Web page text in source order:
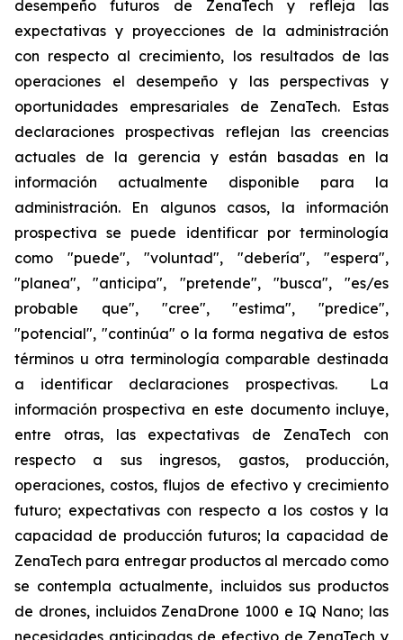
desempeño futuros de ZenaTech y refleja las
expectativas y proyecciones de la administración
con respecto al crecimiento, los resultados de las
operaciones el desempeño y las perspectivas y
oportunidades empresariales de ZenaTech. Estas
declaraciones prospectivas reflejan las creencias
actuales de la gerencia y están basadas en la
información actualmente disponible para la
administración. En algunos casos, la información
prospectiva se puede identificar por terminología
como "puede", "voluntad", "debería", "espera",
"planea", "anticipa", "pretende", "busca", "es/es
probable que", "cree", "estima", "predice",
"potencial", "continúa" o la forma negativa de estos
términos u otra terminología comparable destinada
a identificar declaraciones prospectivas. La
información prospectiva en este documento incluye,
entre otras, las expectativas de ZenaTech con
respecto a sus ingresos, gastos, producción,
operaciones, costos, flujos de efectivo y crecimiento
futuro; expectativas con respecto a los costos y la
capacidad de producción futuros; la capacidad de
ZenaTech para entregar productos al mercado como
se contempla actualmente, incluidos sus productos
de drones, incluidos ZenaDrone 1000 e IQ Nano; las
necesidades anticipadas de efectivo de ZenaTech y